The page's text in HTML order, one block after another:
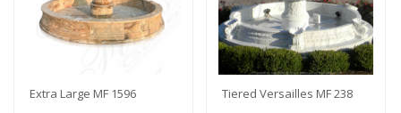
Extra Large MF 1596 Tiered Versailles MF 238